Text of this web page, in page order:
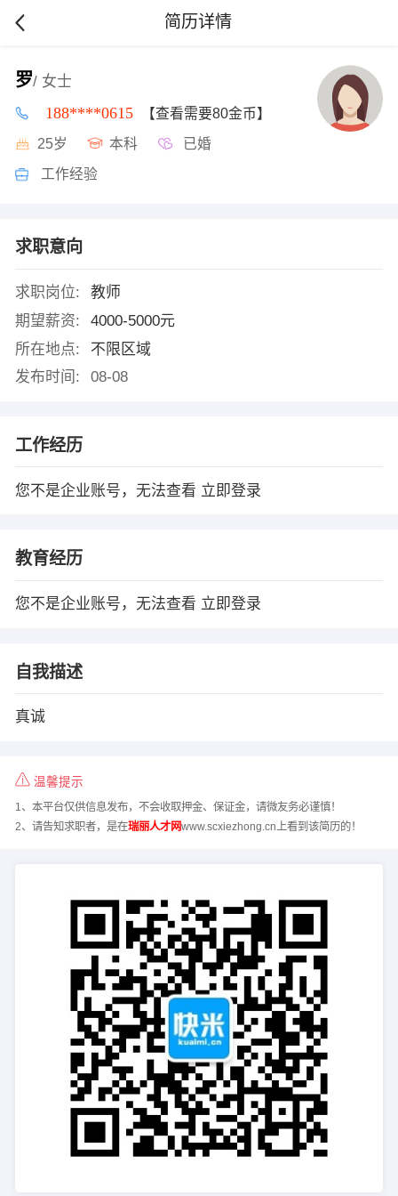
简历详情
罗/ 女士
188****0615 【查看需要80金币】
25岁 本科 已婚
工作经验
求职意向
求职岗位:
教师
期望薪资:
4000-5000元
所在地点:
不限区域
发布时间:
08-08
工作经历
您不是企业账号，无法查看 立即登录
教育经历
您不是企业账号，无法查看 立即登录
自我描述
真诚
温馨提示
1、本平台仅供信息发布，不会收取押金、保证金，请微友务必谨慎！
2、请告知求职者，是在瑞丽人才网www.scxiezhong.cn上看到该简历的！